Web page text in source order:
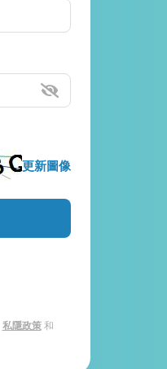
更新圖像
私隱政策和